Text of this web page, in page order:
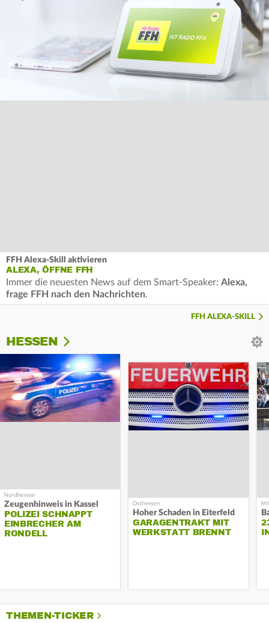
FFH Alexa-Skill aktivieren
ALEXA, ÖFFNE FFH
Immer die neuesten News auf dem Smart-Speaker: Alexa,
frage FFH nach den Nachrichten.
FFH ALEXA-SKILL
HESSEN
Zeugenhinweis in Kassel
POLIZEI SCHNAPPT
EINBRECHER AM
RONDELL
Hoher Schaden in Eiterfeld
GARAGENTRAKT MIT
WERKSTATT BRENNT
THEMEN-TICKER